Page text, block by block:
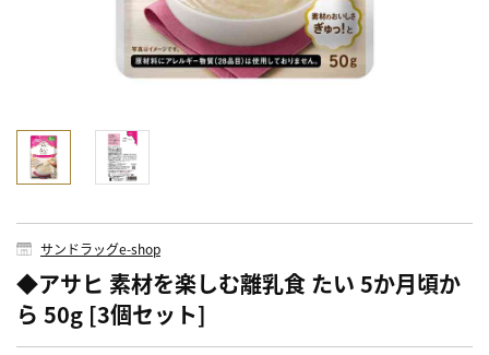
サンドラッグe-shop
◆アサヒ 素材を楽しむ離乳食 たい 5か月頃か
ら 50g [3個セット]